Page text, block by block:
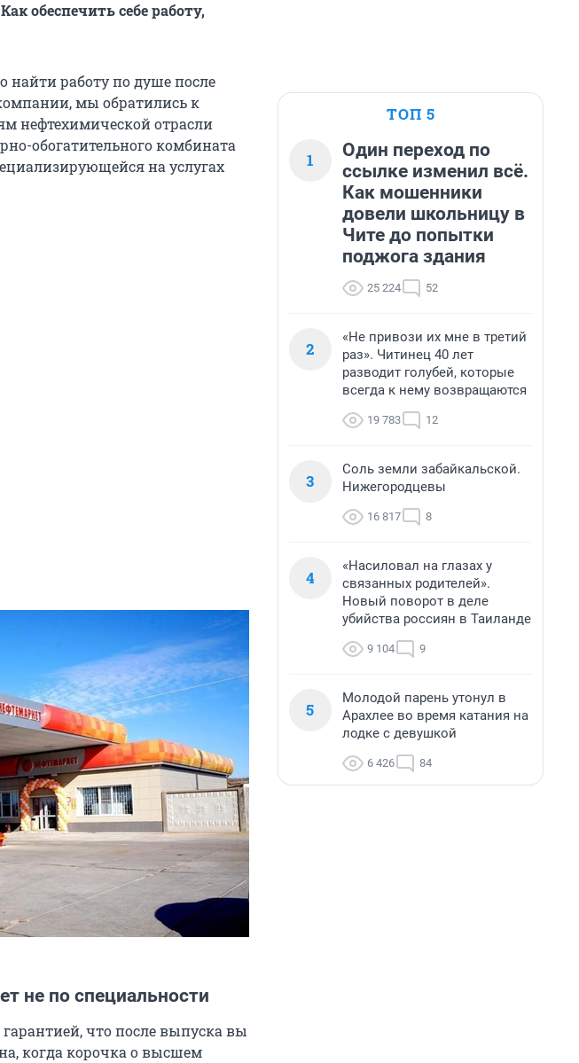
обеспечить себе работу,
работу по душе после
мы обратились к
нефтехимической отрасли
обогатительного комбината
на услугах
не по специальности
что после выпуска вы
когда корочка о высшем
ТОП 5
1
Один переход по
ссылке изменил всё.
Как мошенники
довели школьницу в
Чите до попытки
поджога здания
25 224 52
2
«Не привози их мне в третий
раз». Читинец 40 лет
разводит голубей, которые
всегда к нему возвращаются
19 783 12
3
Соль земли забайкальской.
Нижегородцевы
16 817 8
4
«Насиловал на глазах у
связанных родителей».
Новый поворот в деле
убийства россиян в Таиланде
9 104 9
5
Молодой парень утонул в
Арахлее во время катания на
лодке с девушкой
6 426 84